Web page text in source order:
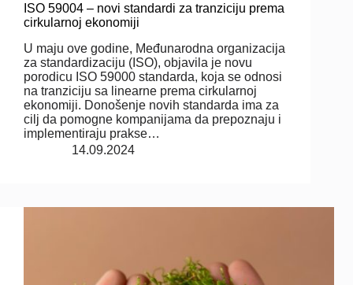
ISO 59004 – novi standardi za tranziciju prema
cirkularnoj ekonomiji
U maju ove godine, Međunarodna organizacija
za standardizaciju (ISO), objavila je novu
porodicu ISO 59000 standarda, koja se odnosi
na tranziciju sa linearne prema cirkularnoj
ekonomiji. Donošenje novih standarda ima za
cilj da pomogne kompanijama da prepoznaju i
implementiraju prakse…
14.09.2024